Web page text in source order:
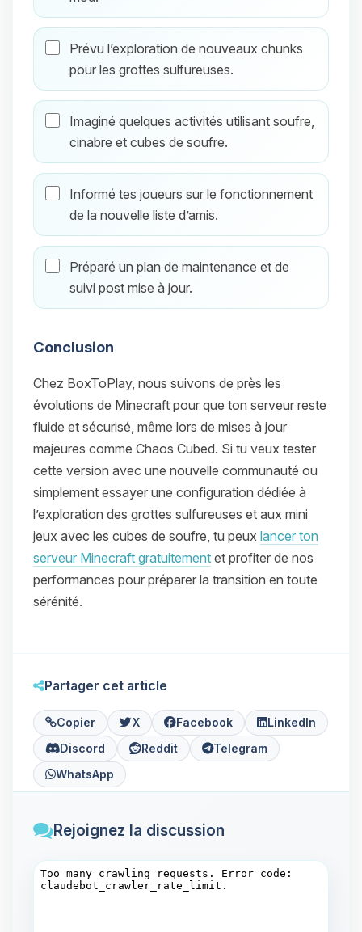
Prévu l’exploration de nouveaux chunks
pour les grottes sulfureuses.
Imaginé quelques activités utilisant soufre,
cinabre et cubes de soufre.
Informé tes joueurs sur le fonctionnement
de la nouvelle liste d’amis.
Préparé un plan de maintenance et de
suivi post mise à jour.
Conclusion
Chez BoxToPlay, nous suivons de près les
évolutions de Minecraft pour que ton serveur reste
fluide et sécurisé, même lors de mises à jour
majeures comme Chaos Cubed. Si tu veux tester
cette version avec une nouvelle communauté ou
simplement essayer une configuration dédiée à
l’exploration des grottes sulfureuses et aux mini
jeux avec les cubes de soufre, tu peux lancer ton
serveur Minecraft gratuitement et profiter de nos
performances pour préparer la transition en toute
sérénité.
Partager cet article
Copier X Facebook
LinkedIn
Discord
Reddit
Telegram
WhatsApp
Rejoignez la discussion